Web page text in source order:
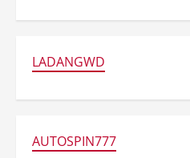
LADANGWD
AUTOSPIN777